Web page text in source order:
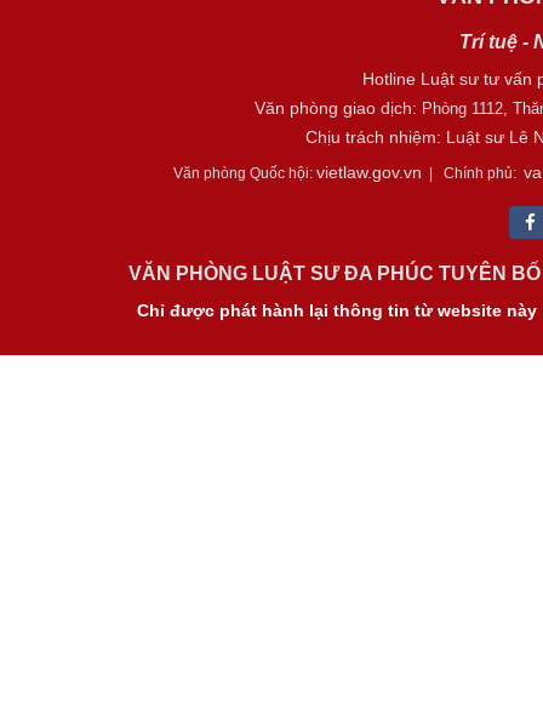
Trí tuệ -
Hotline Luật sư tư vấn
Văn phòng giao dịch: Phòng 1112,
Chịu trách nhiệm: Luật sư Lê
Văn phòng Quốc hội: vietlaw.gov.vn | Chính phủ:
VĂN PHÒNG LUẬT SƯ ĐA PHÚC TUYÊN
Chỉ được phát hành lại thông tin từ website